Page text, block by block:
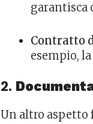
garantisca
Contratto
esempio,
2.
Un altro aspetto